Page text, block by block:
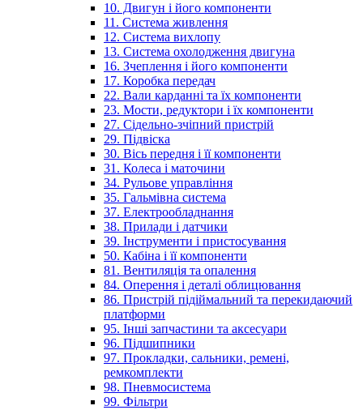
10. Двигун і його компоненти
11. Система живлення
12. Система вихлопу
13. Система охолодження двигуна
16. Зчеплення і його компоненти
17. Коробка передач
22. Вали карданні та їх компоненти
23. Мости, редуктори і їх компоненти
27. Сідельно-зчіпний пристрій
29. Підвіска
30. Вісь передня і її компоненти
31. Колеса і маточини
34. Рульове управління
35. Гальмівна система
37. Електрообладнання
38. Прилади і датчики
39. Інструменти і пристосування
50. Кабіна і її компоненти
81. Вентиляція та опалення
84. Оперення і деталі облицювання
86. Пристрій підіймальний та перекидаючий
платформи
95. Інші запчастини та аксесуари
96. Підшипники
97. Прокладки, сальники, ремені,
ремкомплекти
98. Пневмосистема
99. Фільтри